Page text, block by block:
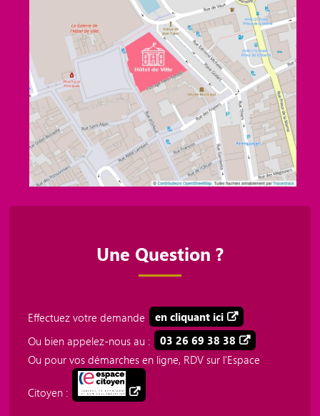
Une Question ?
Effectuez votre demande
en cliquant ici
Ou bien appelez-nous au :
03 26 69 38 38
Ou pour vos démarches en ligne, RDV sur l'Espace
Citoyen :